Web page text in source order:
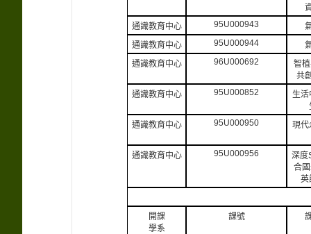
通識教育中心
95U000943
通識教育中心
95U000944
通識教育中心
96U000692
智
共
通識教育中心
95U000852
生活
通識教育中心
95U000950 現代
通識教育中心 95U000956
深度
合
英
開課
學系
課號